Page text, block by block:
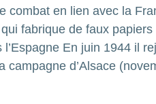
combat en lien avec la
fabrique de faux
l’Espagne En juin 1944 il
campagne d’Alsace